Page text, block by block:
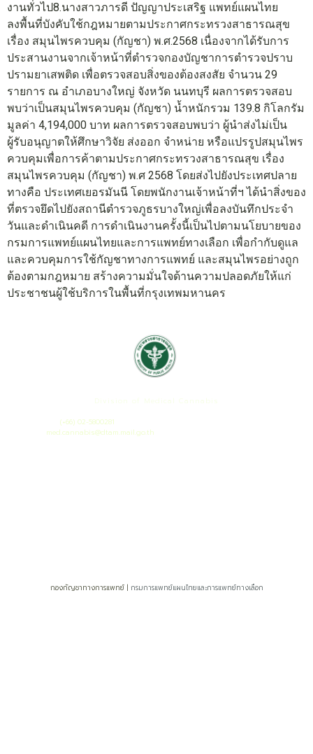
งานทั่วไป8.นางสาวภารดี ปัญญาประเสริฐ แพทย์แผนไทย
ลงพื้นที่บังคับใช้กฎหมายตามประกาศกระทรวงสาธารณสุข
เรื่อง สมุนไพรควบคุม (กัญชา) พ.ศ.2568 เนื่องจากได้รับการ
ประสานงานจากเจ้าหน้าที่ตำรวจกองบัญชาการตำรวจปราบ
ปรามยาเสพติด เพื่อตรวจสอบสิ่งของต้องสงสัย จำนวน 29
รายการ ณ อำเภอบางใหญ่ จังหวัด นนทบุรี ผลการตรวจสอบ
พบว่าเป็นสมุนไพรควบคุม (กัญชา) น้ำหนักรวม 139.8 กิโลกรัม
มูลค่า 4,194,000 บาท ผลการตรวจสอบพบว่า ผู้นำส่งไม่เป็น
ผู้รับอนุญาตให้ศึกษาวิจัย ส่งออก จำหน่าย หรือแปรรูปสมุนไพร
ควบคุมเพื่อการค้าตามประกาศกระทรวงสาธารณสุข เรื่อง
สมุนไพรควบคุม (กัญชา) พ.ศ 2568 โดยส่งไปยังประเทศปลาย
ทางคือ ประเทศเยอรมันนี โดยพนักงานเจ้าหน้าที่ฯ ได้นำสิ่งของ
ที่ตรวจยึดไปยังสถานีตำรวจภูธรบางใหญ่เพื่อลงบันทึกประจำ
วันและดำเนินคดี การดำเนินงานครั้งนี้เป็นไปตามนโยบายของ
กรมการแพทย์แผนไทยและการแพทย์ทางเลือก เพื่อกำกับดูแล
และควบคุมการใช้กัญชาทางการแพทย์ และสมุนไพรอย่างถูก
ต้องตามกฎหมาย สร้างความมั่นใจด้านความปลอดภัยให้แก่
ประชาชนผู้ใช้บริการในพื้นที่กรุงเทพมหานคร
Division of Medical Cannabis
(+66) 02-5800281
med.cannabis@dtam.mail.go.th
กองกัญชาทางการแพทย์ | กรมการแพทย์แผนไทยและการแพทย์ทางเลือก